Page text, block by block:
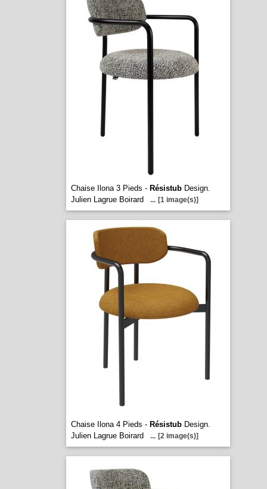
Chaise Ilona 3 Pieds - RésistubDesign.
Julien Lagrue Boirard
... [1 image(s)]
Chaise Ilona 4 Pieds - RésistubDesign.
Julien Lagrue Boirard
... [2 image(s)]